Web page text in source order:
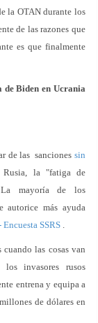
la OTAN durante los
de las razones que
es que finalmente
Biden en Ucrania
de las sanciones sin
Rusia, la "fatiga de
La mayoría de los
autorice más ayuda
Encuesta SSRS .
las cosas van
invasores rusos
entrena y equipa a
de dólares en